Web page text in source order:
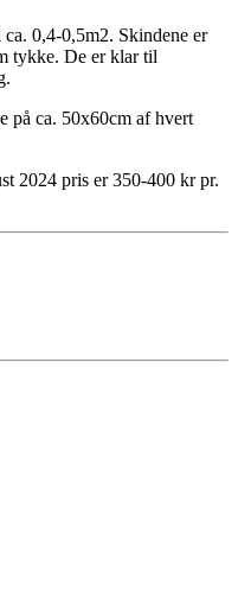
0,4-0,5m2. Skindene er
tykke. De er klar til
på ca. 50x60cm af hvert
2024 pris er 350-400 kr pr.